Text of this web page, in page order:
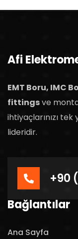
Afi
EMT Boru, IMC
fittingsve
ihtiyaçlarınızı
lideridir.
+90
Bağlantılar
Ana Sayfa